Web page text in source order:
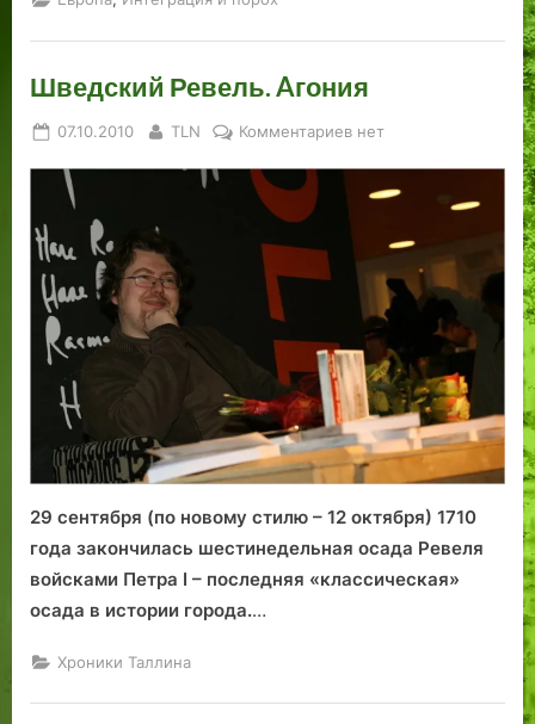
Шведский Ревель. Aгония
Posted
07.10.2010 By
TLN Комментариевкнет
29 сентября (по новому стилю – 12 октября) 1710
года закончилась шестинедельная осада Ревеля
войсками Петра I – последняя «классическая»
осада в истории города.…
Хроники Таллина